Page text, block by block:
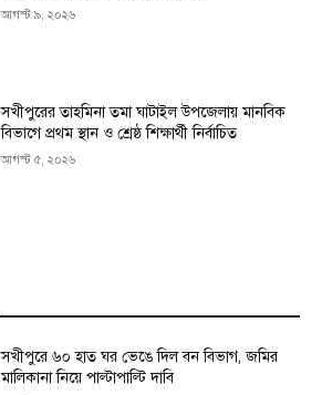
আগস্ট ৯, ২০২৬
সখীপুরের তাহমিনা তমা ঘাটাইল উপজেলায় মানবিক
বিভাগে প্রথম স্থান ও শ্রেষ্ঠ শিক্ষার্থী নির্বাচিত
আগস্ট ৫, ২০২৬
সখীপুরে ৬০ হাত ঘর ভেঙে দিল বন বিভাগ, জমির
মালিকানা নিয়ে পাল্টাপাল্টি দাবি